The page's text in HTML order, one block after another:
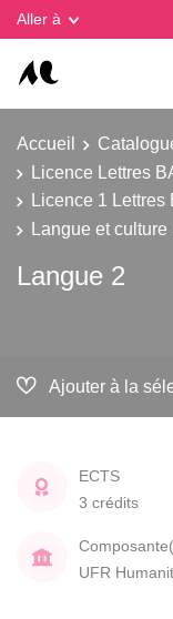
Aller à
Accueil
Licence Lettres
Licence 1 Lettres
Langue et culture
Langue 2
Ajouter à la
ECTS
3 crédits
UFR
Gestion des cookies